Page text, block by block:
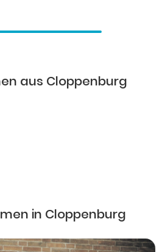
aus Cloppenburg
in Cloppenburg